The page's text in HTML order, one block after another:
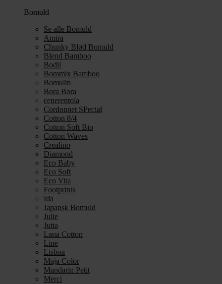
Bomuld
Se alle Bomuld
Amira
Chunky Blød Bomuld
Blend Bamboo
Bodil
Bommix Bamboo
Bomulin
Bora Bora
cenerentola
Cordonnet SPecial
Cotton 8/4
Cotton Soft Bio
Cotton Waves
Crealino
Diamond
Eco Baby
Eco Soft
Eco Vita
Footprints
Ida
Japansk Bomuld
Julie
Jutta
Lana Cotton
Line
Lisboa
Maja Color
Mandarin Petit
Merci